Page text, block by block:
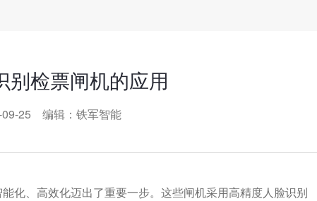
别检票闸机的应用
09-25 编辑：铁军智能
化、高效化迈出了重要一步。这些闸机采用高精度人脸识别